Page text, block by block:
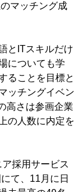
マッチング成
とITスキルだけ
についても学
ることを目標と
ッチングイベン
高さは参画企業
の人数に内定を
採用サービス
て、11月に日